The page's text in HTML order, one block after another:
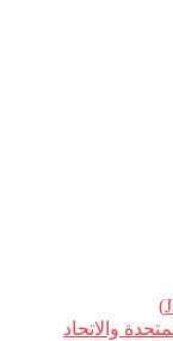
المتحدة والاتحاد